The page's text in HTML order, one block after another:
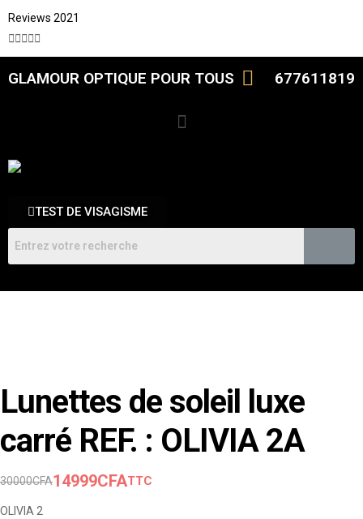
Reviews 2021

GLAMOUR OPTIQUE POUR TOUS 677611819
TEST DE VISAGISME
Lunettes de soleil luxe
carré REF. : OLIVIA 2A
30000CFA14999CFATTC
OLIVIA 2